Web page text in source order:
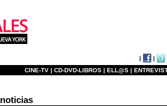
CINE-TV | CD-DVD-LIBROS | ELL@S |
noticias